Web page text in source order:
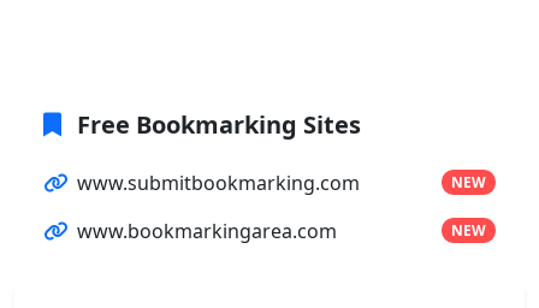
Free Bookmarking Sites
www.submitbookmarking.com NEW
www.bookmarkingarea.com NEW